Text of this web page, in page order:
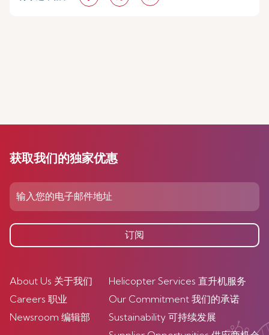
获取我们的独家优惠
订阅
About Us 关于我们
Careers 职业
Newsroom 编辑部
Helicopter Services 直升机服务
Our Commitment 我们的承诺
Sustainability 可持续发展